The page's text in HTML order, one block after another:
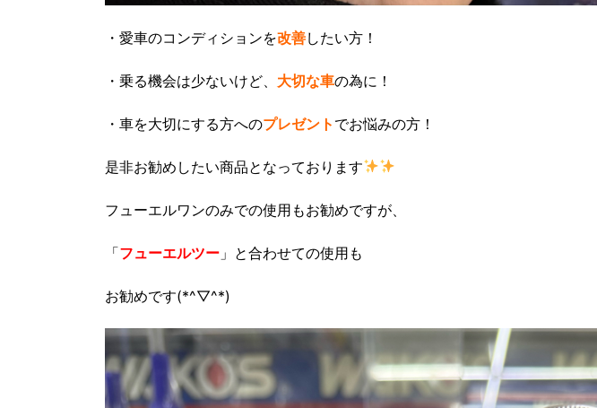
・愛車のコンディションを改善したい方！
・乗る機会は少ないけど、 大切な車の為に！
・車を大切にする方へのプレゼント でお悩みの方！
是非お勧めしたい商品となっております
フューエルワンのみでの使用もお勧めですが、
「フューエルツー 」と合わせての使用も
お勧めです(*^▽^*)